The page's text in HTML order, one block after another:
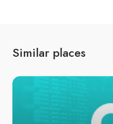
Similar places